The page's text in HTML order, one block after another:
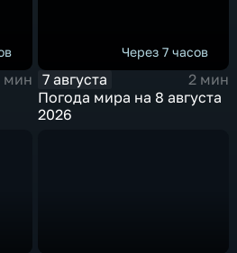
мин
Через 7 часов
7 августа
2 мин
Погода мира на 8 августа
2026